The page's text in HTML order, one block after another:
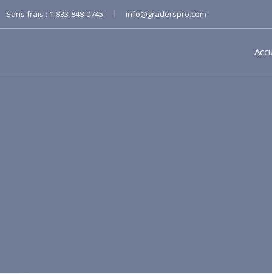
Sans frais : 1-833-848-0745 | info@graderspro.com